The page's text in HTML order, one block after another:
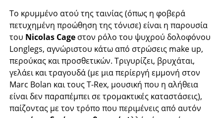
Το κρυμμένο ατού της ταινίας (όπως η φοβερά
πετυχημένη προώθηση της τόνισε) είναι η παρουσία
του Nicolas Cage στον ρόλο του ψυχρού δολοφόνου
Longlegs, αγνώριστου κάτω από στρώσεις make up,
περούκας και προσθετικών. Τριγυρίζει, βρυχάται,
γελάει και τραγουδά (με μια περίεργή εμμονή στον
Marc Bolan και τους T-Rex, μουσική που η αλήθεια
είναι δεν παραπέμπει σε τρομακτικές καταστάσεις),
παίζοντας με τον τρόπο που περιμένεις από αυτόν